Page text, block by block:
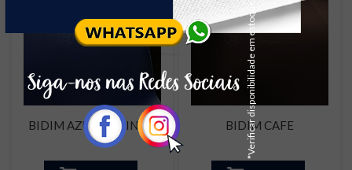
BIDIM AZUL MARINHO BIDIM CAFE
*Verificar disponibilidade em estoque